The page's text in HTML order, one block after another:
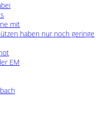
mit
haben nur noch geringe
EM